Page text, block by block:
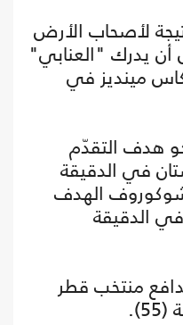
لأصحاب الأرض
(45+1)، قبل أن يدرك "العنابي"
مينديز في
هدف التقدّم
في الدقيقة
شوكوروف الهدف
الدقيقة
منتخب قطر